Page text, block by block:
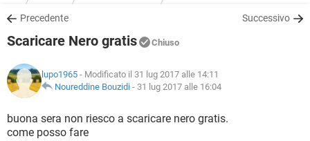
iOS
INSTAGRAM WHATSAPP
TIKTOK
HARDWARE
COVID-19
INSTAGRAM WHATSAPP
TIKTOK
HARDWARE
DOWNLOAD
COVID-19 GAMING
INTRATTENIMENTO
iOS WINDOWS 10
TIKTOK
COVID-19 GAMING
INTRATTENIMENTO
iOS WINDOWS 10
GLOSSARIO
INTRATTENIMENTO
Precedente Successivo
Scaricare Nero gratis Chiuso
lupo1965 - Modificato il 31 lug 2017 alle 14:11
Noureddine Bouzidi - 31 lug 2017 alle 16:04
buona sera non riesco a scaricare nero gratis.
come posso fare